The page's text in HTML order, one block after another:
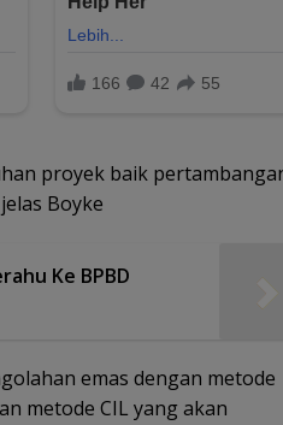
proyek baik
Boyke
Ke BPBD
emas dengan metode
metode CIL yang akan